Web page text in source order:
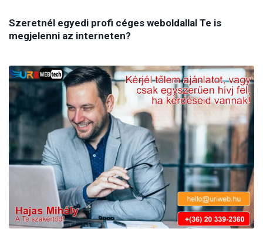
Szeretnél egyedi profi céges weboldallal Te is
megjelenni az interneten?